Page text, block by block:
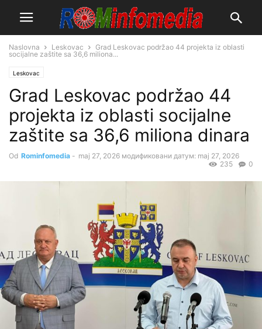
Naslovna Leskovac
Grad Leskovac podržao 44 projekta iz oblasti
socijalne zaštite sa 36,6 miliona...
Leskovac
Grad Leskovac podržao 44
projekta iz oblasti socijalne
zaštite sa 36,6 miliona dinara
Od Rominfomedia - maj 27, 2026 модификовани датум: maj 27, 2026
0
235